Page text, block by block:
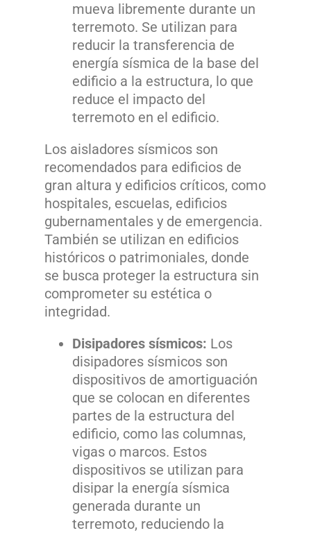
mueva libremente durante un
terremoto. Se utilizan para
reducir la transferencia de
energía sísmica de la base del
edificio a la estructura, lo que
reduce el impacto del
terremoto en el edificio.
Los aisladores sísmicos son
recomendados para edificios de
gran altura y edificios críticos, como
hospitales, escuelas, edificios
gubernamentales y de emergencia.
También se utilizan en edificios
históricos o patrimoniales, donde
se busca proteger la estructura sin
comprometer su estética o
integridad.
Disipadores sísmicos: Los
disipadores sísmicos son
dispositivos de amortiguación
que se colocan en diferentes
partes de la estructura del
edificio, como las columnas,
vigas o marcos. Estos
dispositivos se utilizan para
disipar la energía sísmica
generada durante un
terremoto, reduciendo la